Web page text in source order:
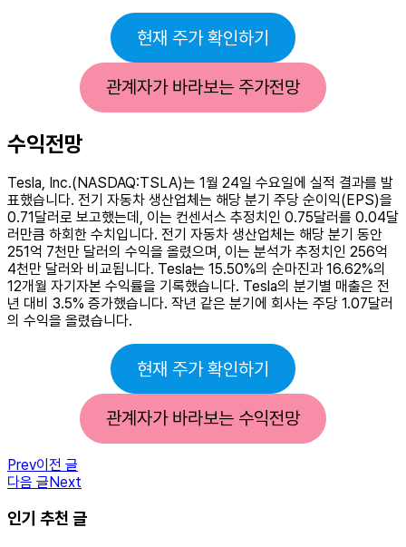
현재 주가 확인하기
관계자가 바라보는 주가전망
수익전망
Tesla, Inc.(NASDAQ:TSLA)는 1월 24일 수요일에 실적 결과를 발
표했습니다. 전기 자동차 생산업체는 해당 분기 주당 순이익(EPS)을
0.71달러로 보고했는데, 이는 컨센서스 추정치인 0.75달러를 0.04달
러만큼 하회한 수치입니다. 전기 자동차 생산업체는 해당 분기 동안
251억 7천만 달러의 수익을 올렸으며, 이는 분석가 추정치인 256억
4천만 달러와 비교됩니다. Tesla는 15.50%의 순마진과 16.62%의
12개월 자기자본 수익률을 기록했습니다. Tesla의 분기별 매출은 전
년 대비 3.5% 증가했습니다. 작년 같은 분기에 회사는 주당 1.07달러
의 수익을 올렸습니다.
현재 주가 확인하기
관계자가 바라보는 수익전망
Prev이전 글
다음 글Next
인기 추천 글